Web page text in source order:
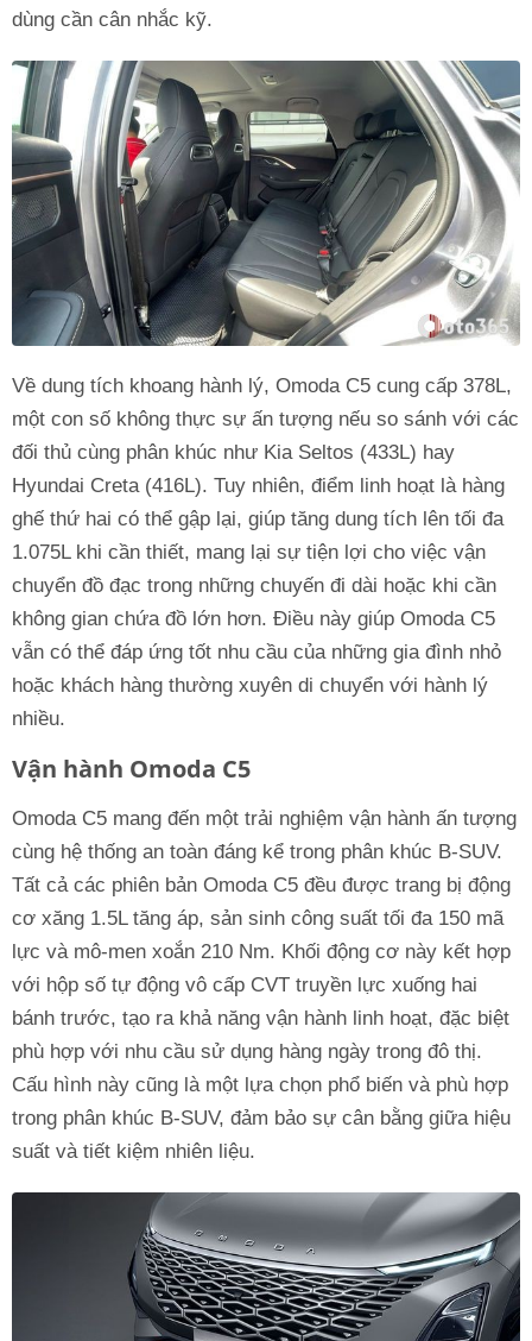
dùng cần cân nhắc kỹ.
Về dung tích khoang hành lý, Omoda C5 cung cấp 378L,
một con số không thực sự ấn tượng nếu so sánh với các
đối thủ cùng phân khúc như Kia Seltos (433L) hay
Hyundai Creta (416L). Tuy nhiên, điểm linh hoạt là hàng
ghế thứ hai có thể gập lại, giúp tăng dung tích lên tối đa
1.075L khi cần thiết, mang lại sự tiện lợi cho việc vận
chuyển đồ đạc trong những chuyến đi dài hoặc khi cần
không gian chứa đồ lớn hơn. Điều này giúp Omoda C5
vẫn có thể đáp ứng tốt nhu cầu của những gia đình nhỏ
hoặc khách hàng thường xuyên di chuyển với hành lý
nhiều.
Vận hành Omoda C5
Omoda C5 mang đến một trải nghiệm vận hành ấn tượng
cùng hệ thống an toàn đáng kể trong phân khúc B-SUV.
Tất cả các phiên bản Omoda C5 đều được trang bị động
cơ xăng 1.5L tăng áp, sản sinh công suất tối đa 150 mã
lực và mô-men xoắn 210 Nm. Khối động cơ này kết hợp
với hộp số tự động vô cấp CVT truyền lực xuống hai
bánh trước, tạo ra khả năng vận hành linh hoạt, đặc biệt
phù hợp với nhu cầu sử dụng hàng ngày trong đô thị.
Cấu hình này cũng là một lựa chọn phổ biến và phù hợp
trong phân khúc B-SUV, đảm bảo sự cân bằng giữa hiệu
suất và tiết kiệm nhiên liệu.